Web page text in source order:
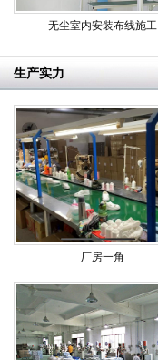
无尘室内安装布线施工
生产实力
厂房一角